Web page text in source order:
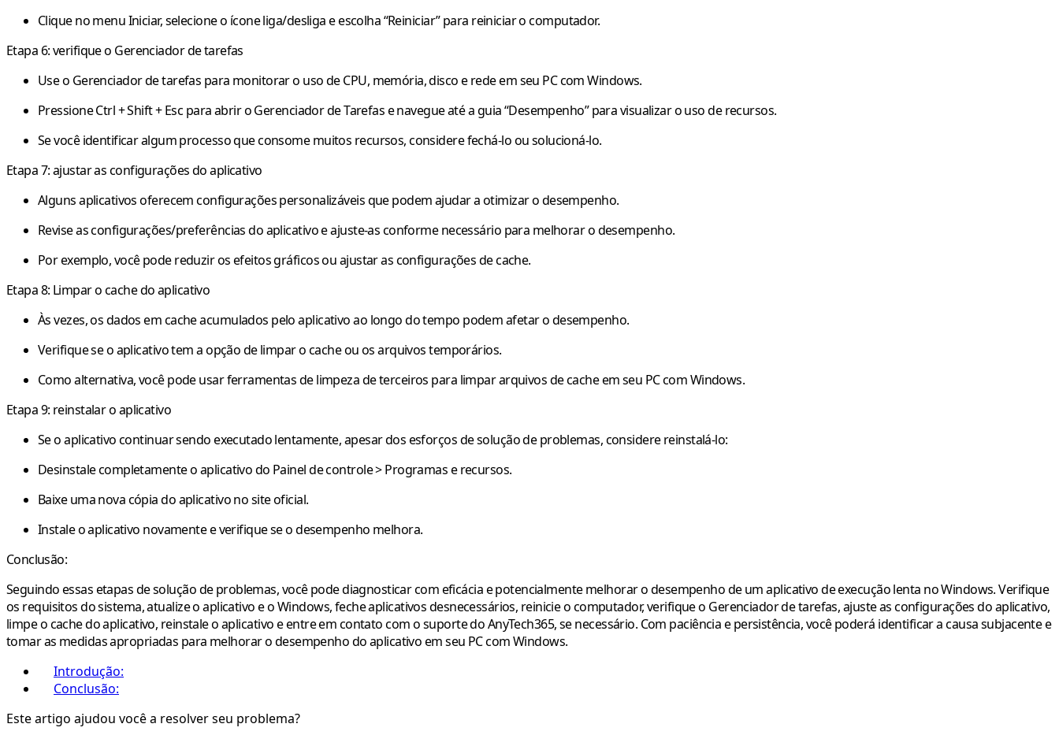
Clique no menu Iniciar, selecione o ícone liga/desliga e escolha “Reiniciar” para reiniciar o computador.
Etapa 6: verifique o Gerenciador de tarefas
Use o Gerenciador de tarefas para monitorar o uso de CPU, memória, disco e rede em seu PC com Windows.
Pressione Ctrl + Shift + Esc para abrir o Gerenciador de Tarefas e navegue até a guia “Desempenho” para visualizar o uso de recursos.
Se você identificar algum processo que consome muitos recursos, considere fechá-lo ou solucioná-lo.
Etapa 7: ajustar as configurações do aplicativo
Alguns aplicativos oferecem configurações personalizáveis que podem ajudar a otimizar o desempenho.
Revise as configurações/preferências do aplicativo e ajuste-as conforme necessário para melhorar o desempenho.
Por exemplo, você pode reduzir os efeitos gráficos ou ajustar as configurações de cache.
Etapa 8: Limpar o cache do aplicativo
Às vezes, os dados em cache acumulados pelo aplicativo ao longo do tempo podem afetar o desempenho.
Verifique se o aplicativo tem a opção de limpar o cache ou os arquivos temporários.
Como alternativa, você pode usar ferramentas de limpeza de terceiros para limpar arquivos de cache em seu PC com Windows.
Etapa 9: reinstalar o aplicativo
Se o aplicativo continuar sendo executado lentamente, apesar dos esforços de solução de problemas, considere reinstalá-lo:
Desinstale completamente o aplicativo do Painel de controle > Programas e recursos.
Baixe uma nova cópia do aplicativo no site oficial.
Instale o aplicativo novamente e verifique se o desempenho melhora.
Conclusão:
Seguindo essas etapas de solução de problemas, você pode diagnosticar com eficácia e potencialmente melhorar o desempenho de um aplicativo de execução lenta no Windows. Verifique
os requisitos do sistema, atualize o aplicativo e o Windows, feche aplicativos desnecessários, reinicie o computador, verifique o Gerenciador de tarefas, ajuste as configurações do aplicativo,
limpe o cache do aplicativo, reinstale o aplicativo e entre em contato com o suporte do AnyTech365, se necessário. Com paciência e persistência, você poderá identificar a causa subjacente e
tomar as medidas apropriadas para melhorar o desempenho do aplicativo em seu PC com Windows.
Introdução:
Conclusão:
Este artigo ajudou você a resolver seu problema?